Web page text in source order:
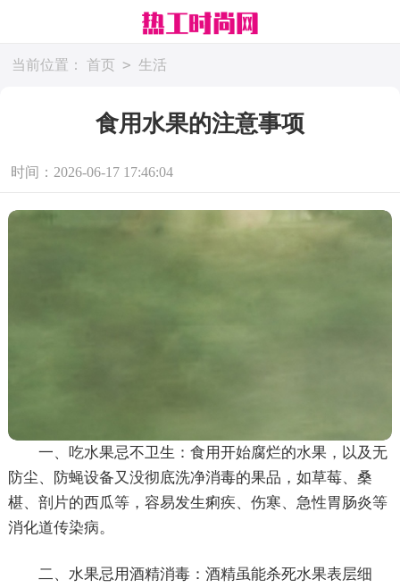
当前位置： 首页 > 生活
食用水果的注意事项
时间：2026-06-17 17:46:04
一、吃水果忌不卫生：食用开始腐烂的水果，以及无
防尘、防蝇设备又没彻底洗净消毒的果品，如草莓、桑
椹、剖片的西瓜等，容易发生痢疾、伤寒、急性胃肠炎等
消化道传染病。
二、水果忌用酒精消毒：酒精虽能杀死水果表层细